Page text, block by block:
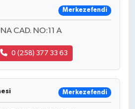
Merkezefendi
CAD. NO:11 A
0 (258) 377 33 63
Merkezefendi